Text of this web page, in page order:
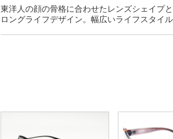
東洋人の顔の骨格に合わせたレンズシェイプ
ロングライフデザイン。幅広いライフスタイル